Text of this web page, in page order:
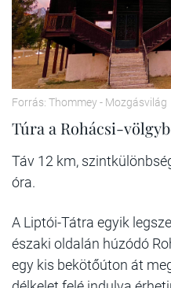
Forrás: Thommey - Mozgásvilág
Túra a Rohácsi-
Táv 12 km,
óra.
A Liptói-Tátra egyik
északi oldalán húzódó
egy kis bekötőúton át